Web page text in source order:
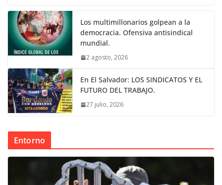
Los multimillonarios golpean a la
democracia. Ofensiva antisindical
mundial.
2 agosto, 2026
En El Salvador: LOS SINDICATOS Y EL
FUTURO DEL TRABAJO.
27 julio, 2026
Entorno